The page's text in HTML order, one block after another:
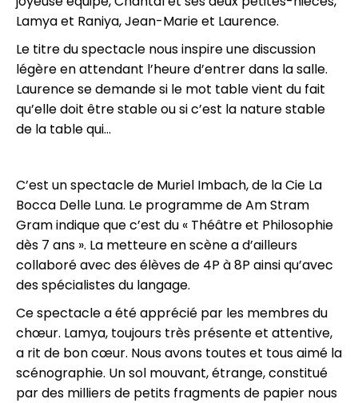
Lamya et Raniya, Jean-Marie et Laurence.
Le titre du spectacle nous inspire une discussion
légère en attendant l’heure d’entrer dans la salle.
Laurence se demande si le mot table vient du fait
qu’elle doit être stable ou si c’est la nature stable
de la table qui…
C’est un spectacle de Muriel Imbach, de la Cie La
Bocca Delle Luna. Le programme de Am Stram
Gram indique que c’est du « Théâtre et Philosophie
dès 7 ans ». La metteure en scène a d’ailleurs
collaboré avec des élèves de 4P à 8P ainsi qu’avec
des spécialistes du langage.
Ce spectacle a été apprécié par les membres du
chœur. Lamya, toujours très présente et attentive,
a rit de bon cœur. Nous avons toutes et tous aimé la
scénographie. Un sol mouvant, étrange, constitué
par des milliers de petits fragments de papier nous